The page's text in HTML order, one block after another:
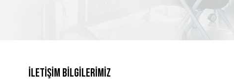
İLETİŞİM BİLGİLERİMİZ